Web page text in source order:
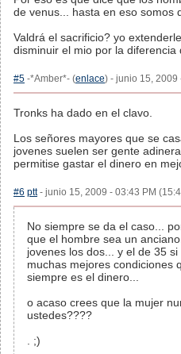
de venus... hasta en eso somos
Valdrá el sacrificio? yo
disminuir el mio por la diferencia
#5 -*Amber*- (enlace) - junio 15, 2009
Tronks ha dado en el clavo.
Los señores mayores que se
jovenes suelen ser gente
permitise gastar el dinero en
#6 ptt- junio 15, 2009 - 03:43 PM
No siempre se da el caso...
que el hombre sea un
jovenes los dos... y el de 35
muchas mejores condiciones
siempre es el dinero...
o acaso crees que la mujer
ustedes????
. ;)